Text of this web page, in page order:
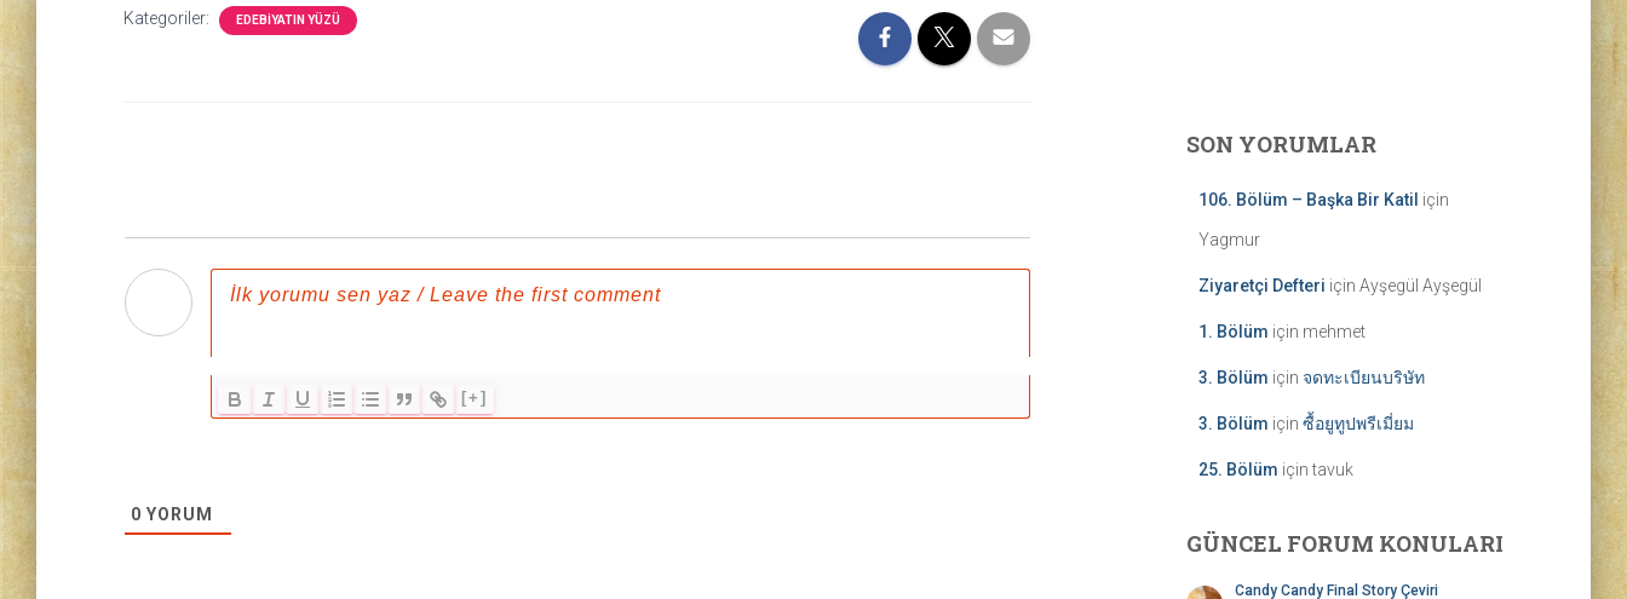
Kategoriler: EDEBIYATIN YÜZÜ
[+]
0 YORUM
SON YORUMLAR
106. Bölüm – Başka Bir Katil için
Yagmur
Ziyaretçi Defteri için Ayşegül Ayşegül
1. Bölüm için mehmet
3. Bölüm için จดทะเบียนบริษัท
3. Bölüm için ซื้อยูทูปพรีเมี่ยม
25. Bölüm içintavuk
GÜNCEL FORUM KONULARI
Candy Candy Final Story Çeviri